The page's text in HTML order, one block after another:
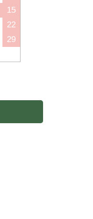
15
22
29